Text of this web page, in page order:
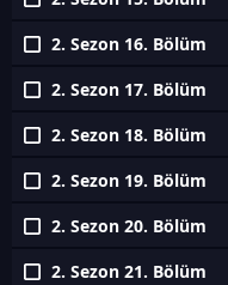
2. Sezon 16. Bölüm
2. Sezon 17. Bölüm
2. Sezon 18. Bölüm
2. Sezon 19. Bölüm
2. Sezon 20. Bölüm
2. Sezon 21. Bölüm